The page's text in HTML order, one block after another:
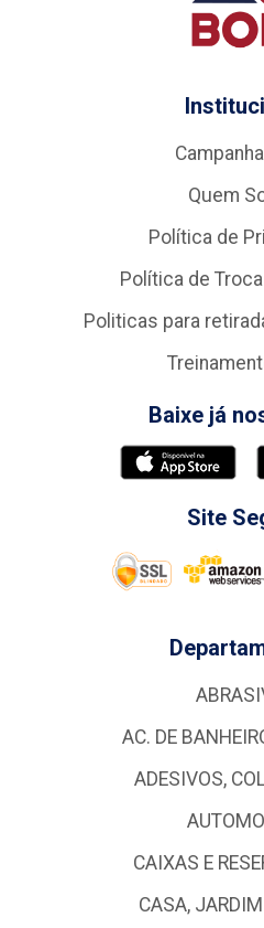
Quem
Política de
Política de
Politicas para
Baixe já
Site
AC. DE
ADESIVOS,
CAIXAS E
CASA,